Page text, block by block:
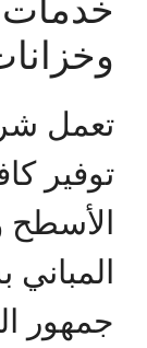
تعمل
توفير
الأسطح
جمهور